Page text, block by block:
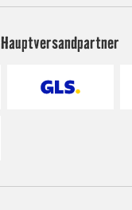
Hauptversandpartner